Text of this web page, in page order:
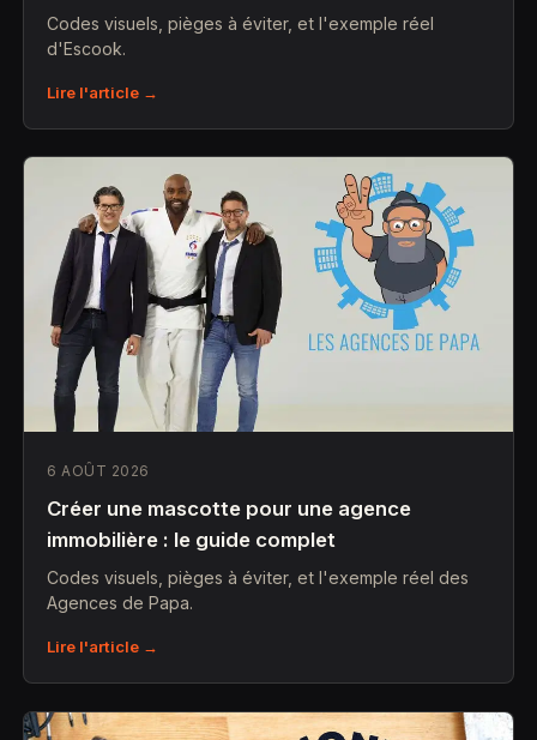
Codes visuels, pièges à éviter, et l'exemple réel
d'Escook.
Lire l'article →
6 AOÛT 2026
Créer une mascotte pour une agence
immobilière : le guide complet
Codes visuels, pièges à éviter, et l'exemple réel des
Agences de Papa.
Lire l'article →